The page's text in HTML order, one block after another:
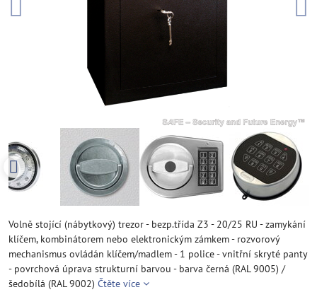
Volně stojící (nábytkový) trezor - bezp.třída Z3 - 20/25 RU - zamykání
klíčem, kombinátorem nebo elektronickým zámkem - rozvorový
mechanismus ovládán klíčem/madlem - 1 police - vnitřní skryté panty
- povrchová úprava strukturní barvou - barva černá (RAL 9005) /
šedobílá (RAL 9002) Čtěte více